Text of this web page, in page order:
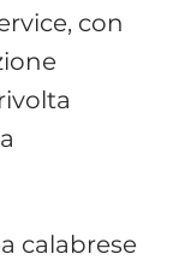
con
calabrese